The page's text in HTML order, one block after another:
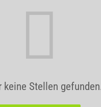
keine Stellen